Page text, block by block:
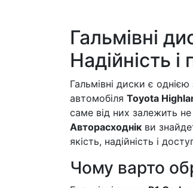
Гальмівні
Надійність
Гальмівні диски є
автомобіля Toyota
саме від них залежить
Авторасходнік ви
якість, надійність і
Чому варто